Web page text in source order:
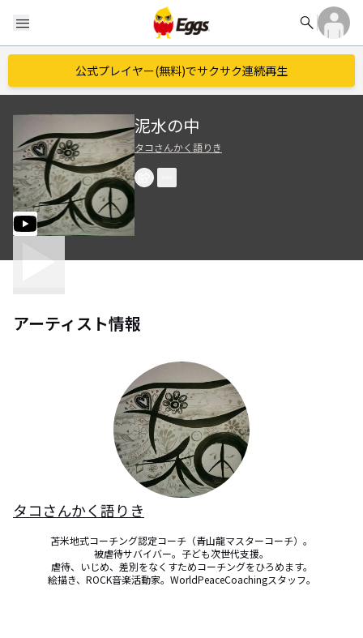
menu search
公式プレイヤー(無料)でサクサク連続再生
泥水の中
タコさんかく語りき
アーティスト情報
タコさんかく語りき
苫米地式コーチング認定コーチ（青山龍マスターコーチ）。
被虐待サバイバー。子ども次世代支援。
虐待、いじめ、差別をなくすためコーチングをひろめます。
絵描き、ROCK音楽活動家。WorldPeaceCoachingスタッフ。